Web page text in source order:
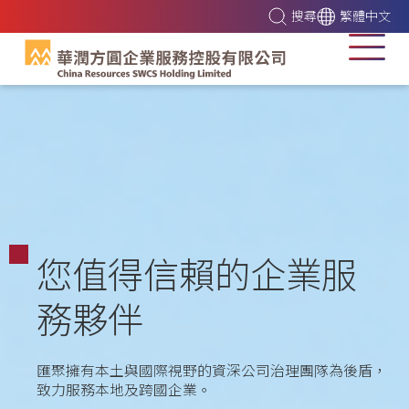
搜尋 繁體中文
您值得信賴的企業服
務夥伴
匯聚擁有本土與國際視野的資深公司治理團隊為後盾，
致力服務本地及跨國企業。